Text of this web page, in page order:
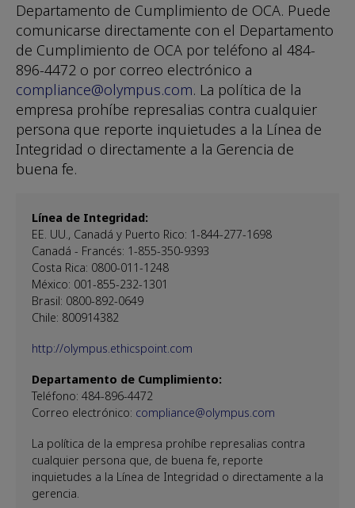
Departamento de Cumplimiento de OCA. Puede
comunicarse directamente con el Departamento
de Cumplimiento de OCA por teléfono al 484-
896-4472 o por correo electrónico a
compliance@olympus.com. La política de la
empresa prohíbe represalias contra cualquier
persona que reporte inquietudes a la Línea de
Integridad o directamente a la Gerencia de
buena fe.
Línea de Integridad:
EE. UU., Canadá y Puerto Rico: 1-844-277-1698
Canadá - Francés: 1-855-350-9393
Costa Rica: 0800-011-1248
México: 001-855-232-1301
Brasil: 0800-892-0649
Chile: 800914382
http://olympus.ethicspoint.com
Departamento de Cumplimiento:
Teléfono: 484-896-4472
Correo electrónico: compliance@olympus.com
La política de la empresa prohíbe represalias contra
cualquier persona que, de buena fe, reporte
inquietudes a la Línea de Integridad o directamente a la
gerencia.